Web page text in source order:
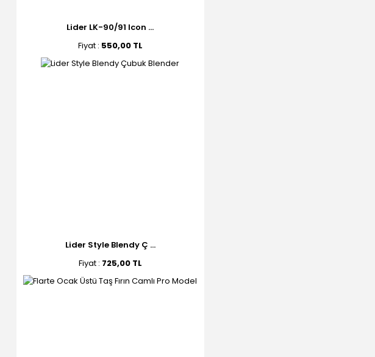
Lider LK-90/91 Icon ...
Fiyat : 550,00 TL
Lider Style Blendy Ç ...
Fiyat : 725,00 TL